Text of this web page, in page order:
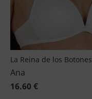
La Reina de los Botones
Ana
16.60 €